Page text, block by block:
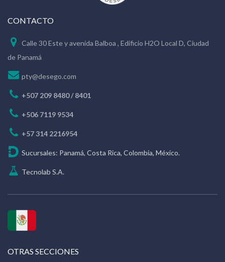
CONTACTO
Calle 30 Este y avenida Balboa , Edificio H2O Local D, Ciudad
de Panamá
pty@desego.com
+507 209 8480 / 8401
+506 7119 9534
+57 314 2216954
Sucursales: Panamá, Costa Rica, Colombia, México.
Tecnolab S.A.
OTRAS SECCIONES